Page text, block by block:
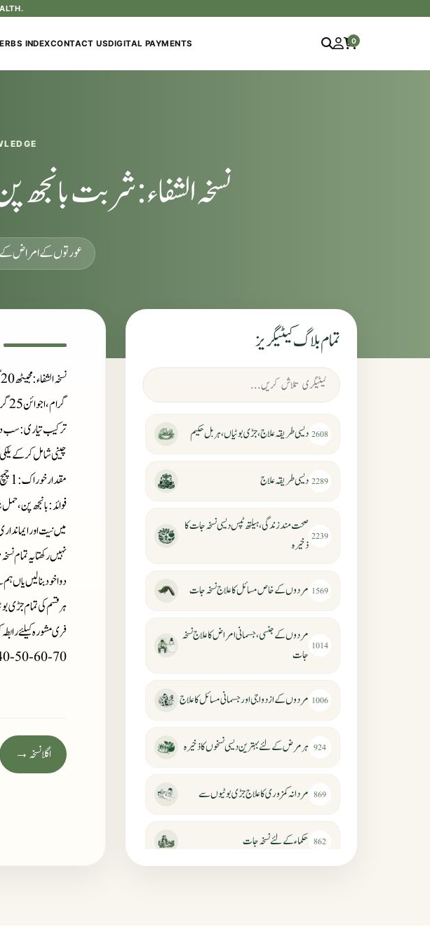
INDEXCONTACT USDIGITAL PAYMENTS 0
نسخہ الشفاء : شربت
عورتوں کے امراض
گرام، اجوائن 25 گرام
ترکیب تیاری : سب دواؤں کو کوٹ کررات کو 2 کلو پانی میں
چینی شامل کرکے یلکی آنچ پر 2 منٹ پکائیں بپر آنچ سئ نیچے اتار کر ٹھنڈا ہونے
مقدار خوراک : 1 چمچ بڑا کھانے والا صبح دوپہر رات خالی پیٹ پندرہ دن سے ایک ماہ استعمال کریں
فوائد : بانجھ پن،
میں نیت اور
نہیں رکھتا یہ تمام
دوا خود بنا لیں یاں
ہر قسم کی تمام جڑی
فری مشورہ کیلئے
50-60-70
اگلا نسخہ →
تمام بلاگ کیٹیگریز
2608 دیسی طریقہ علاج، جڑی بوٹیاں، ہربل حکیم
2289 دیسی طریقہ علاج
2239
صحت مند زندگی، ہیلتھ ٹپس دیسی نسخہ جات کا
ذخیرہ
1569 مردوں کے خاص مسائل کا علاج نسخہ جات
1014
مردوں کے جنسی، جسمانی امراض کا علاج نسخہ
جات
1006 مردوں کے ازدواجی اور جسمانی مسائل کا علاج
924 ہر مرض کے لئے بہترین دیسی نسخوں کا ذخیرہ
869 مردانہ کمزوری کا علاج جڑی بوٹیوں سے
862 حکماء کےلئے نسخہ جات